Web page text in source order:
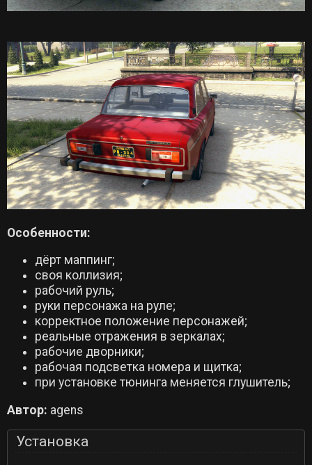
Особенности:
дёрт маппинг;
своя коллизия;
рабочий руль;
руки персонажа на руле;
корректное положение персонажей;
реальные отражения в зеркалах;
рабочие дворники;
рабочая подсветка номера и щитка;
при установке тюнинга меняется глушитель;
Автор: agens
Установка